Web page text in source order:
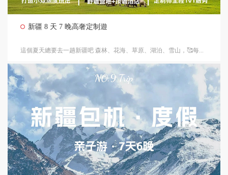
新疆 8 天 7 晚高奢定制遊
這個夏天總要去一趟新疆吧 森林、花海、草原、湖泊、雪山，🥰每...